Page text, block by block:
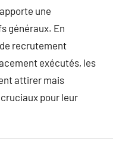
une
généraux. En
recrutement
exécutés, les
attirer mais
pour leur